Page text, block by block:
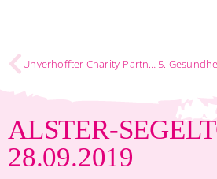
Unverhoffter Charity-Partner
ALSTER-
28.09.2019